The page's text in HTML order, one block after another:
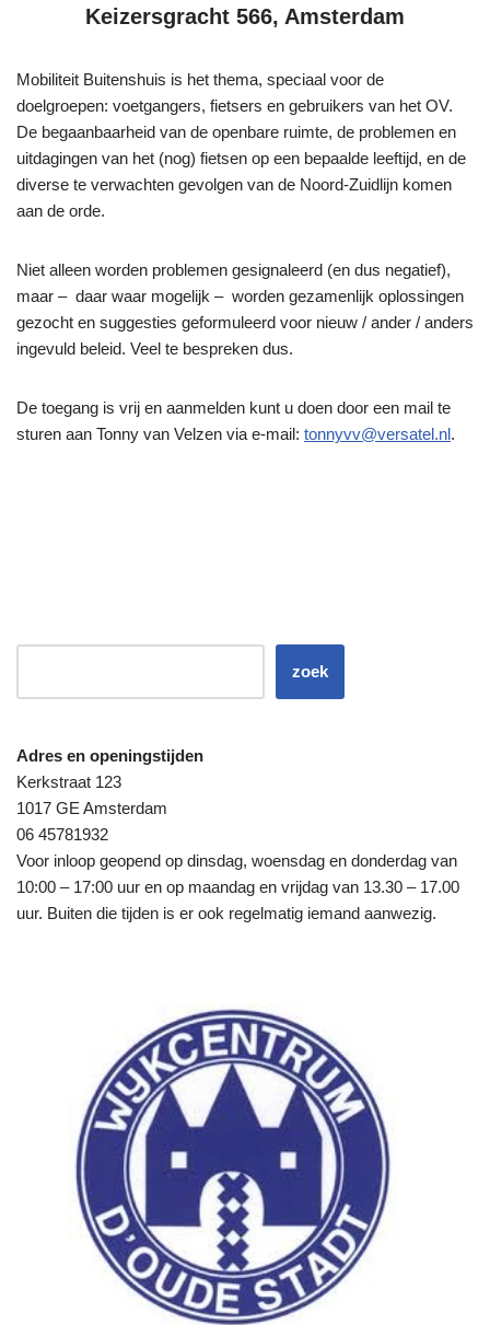
Keizersgracht 566, Amsterdam
Mobiliteit Buitenshuis is het thema, speciaal voor de
doelgroepen: voetgangers, fietsers en gebruikers van het OV.
De begaanbaarheid van de openbare ruimte, de problemen en
uitdagingen van het (nog) fietsen op een bepaalde leeftijd, en de
diverse te verwachten gevolgen van de Noord-Zuidlijn komen
aan de orde.
Niet alleen worden problemen gesignaleerd (en dus negatief),
maar – daar waar mogelijk – worden gezamenlijk oplossingen
gezocht en suggesties geformuleerd voor nieuw / ander / anders
ingevuld beleid. Veel te bespreken dus.
De toegang is vrij en aanmelden kunt u doen door een mail te
sturen aan Tonny van Velzen via e-mail: tonnyvv@versatel.nl.
zoek
Adres en openingstijden
Kerkstraat 123
1017 GE Amsterdam
06 45781932
Voor inloop geopend op dinsdag, woensdag en donderdag van
10:00 – 17:00 uur en op maandag en vrijdag van 13.30 – 17.00
uur. Buiten die tijden is er ook regelmatig iemand aanwezig.